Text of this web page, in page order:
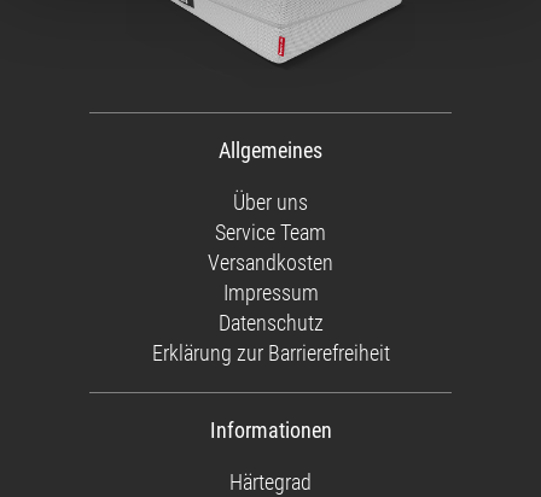
Allgemeines
Über uns
Service Team
Versandkosten
Impressum
Datenschutz
Erklärung zur Barrierefreiheit
Informationen
Härtegrad